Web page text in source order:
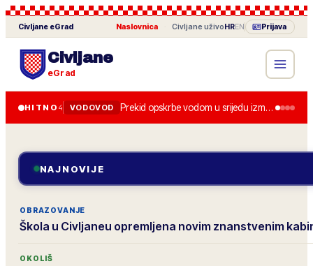
Civljane eGrad Naslovnica CivljaneuživoHREN Prijava
Civljane
eGrad
HITNO 4 VODOVOD Prekid opskrbe vodom u srijedu između 8.00 i 13.00 zbog zamjene zasuna.
NAJNOVIJE
OBRAZOVANJE
Škola u Civljaneu opremljena novim znanstvenim
OKOLIŠ